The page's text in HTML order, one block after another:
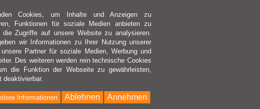
Cookies, um Inhalte und Anzeigen zu
Funktionen für soziale Medien anbieten zu
die Zugriffe auf unsere Website zu analysieren.
wir Informationen zu Ihrer Nutzung unserer
Partner für soziale Medien, Werbung und
Des weiteren werden rein technische Cookies
die Funktion der Webseite zu gewährleisten,
deaktivierbar.
Annehmen
Ablehnen
Informationen